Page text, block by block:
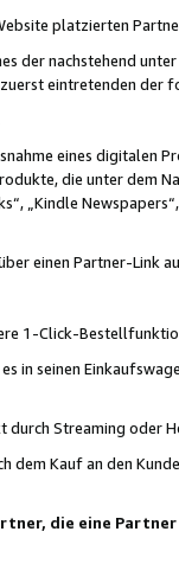
platzierten
der nachstehend
eintretenden der
eines digitalen
die unter dem
„Kindle
einen Partner-Link
1-Click-
in seinen
Streaming oder
Kauf an den
die eine